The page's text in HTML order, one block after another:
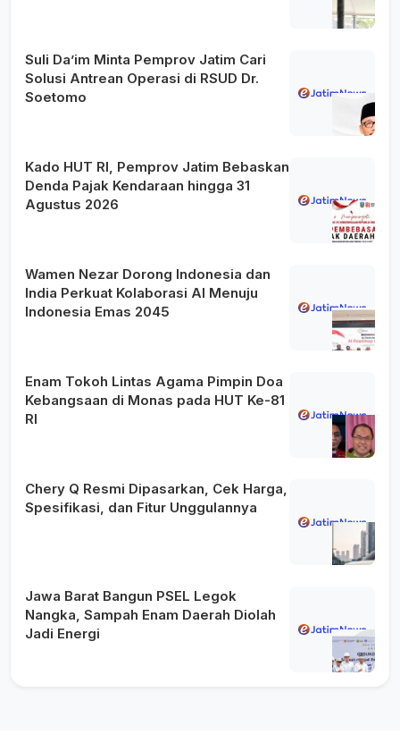
Suli Da’im Minta Pemprov Jatim Cari
Solusi Antrean Operasi di RSUD Dr.
Soetomo
Kado HUT RI, Pemprov Jatim Bebaskan
Denda Pajak Kendaraan hingga 31
Agustus 2026
Wamen Nezar Dorong Indonesia dan
India Perkuat Kolaborasi AI Menuju
Indonesia Emas 2045
Enam Tokoh Lintas Agama Pimpin Doa
Kebangsaan di Monas pada HUT Ke-81
RI
Chery Q Resmi Dipasarkan, Cek Harga,
Spesifikasi, dan Fitur Unggulannya
Jawa Barat Bangun PSEL Legok
Nangka, Sampah Enam Daerah Diolah
Jadi Energi